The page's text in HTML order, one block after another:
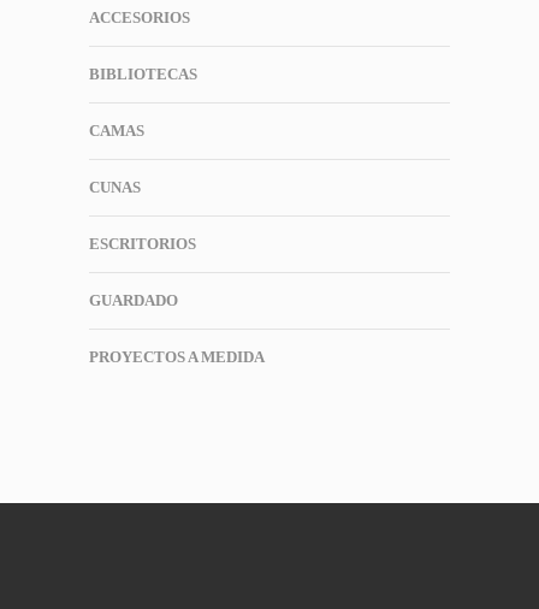
ACCESORIOS
BIBLIOTECAS
CAMAS
CUNAS
ESCRITORIOS
GUARDADO
PROYECTOS A MEDIDA